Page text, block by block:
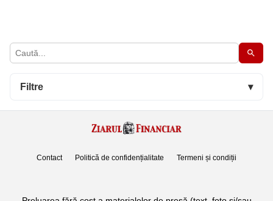
Filtre ▾
Contact Politică de confidențialitate Termeni și condiții